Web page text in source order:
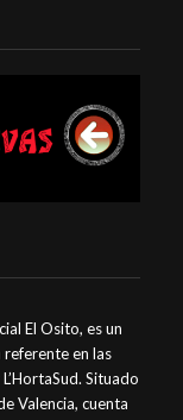
El Osito, es un
en las
Situado
Valencia, cuenta